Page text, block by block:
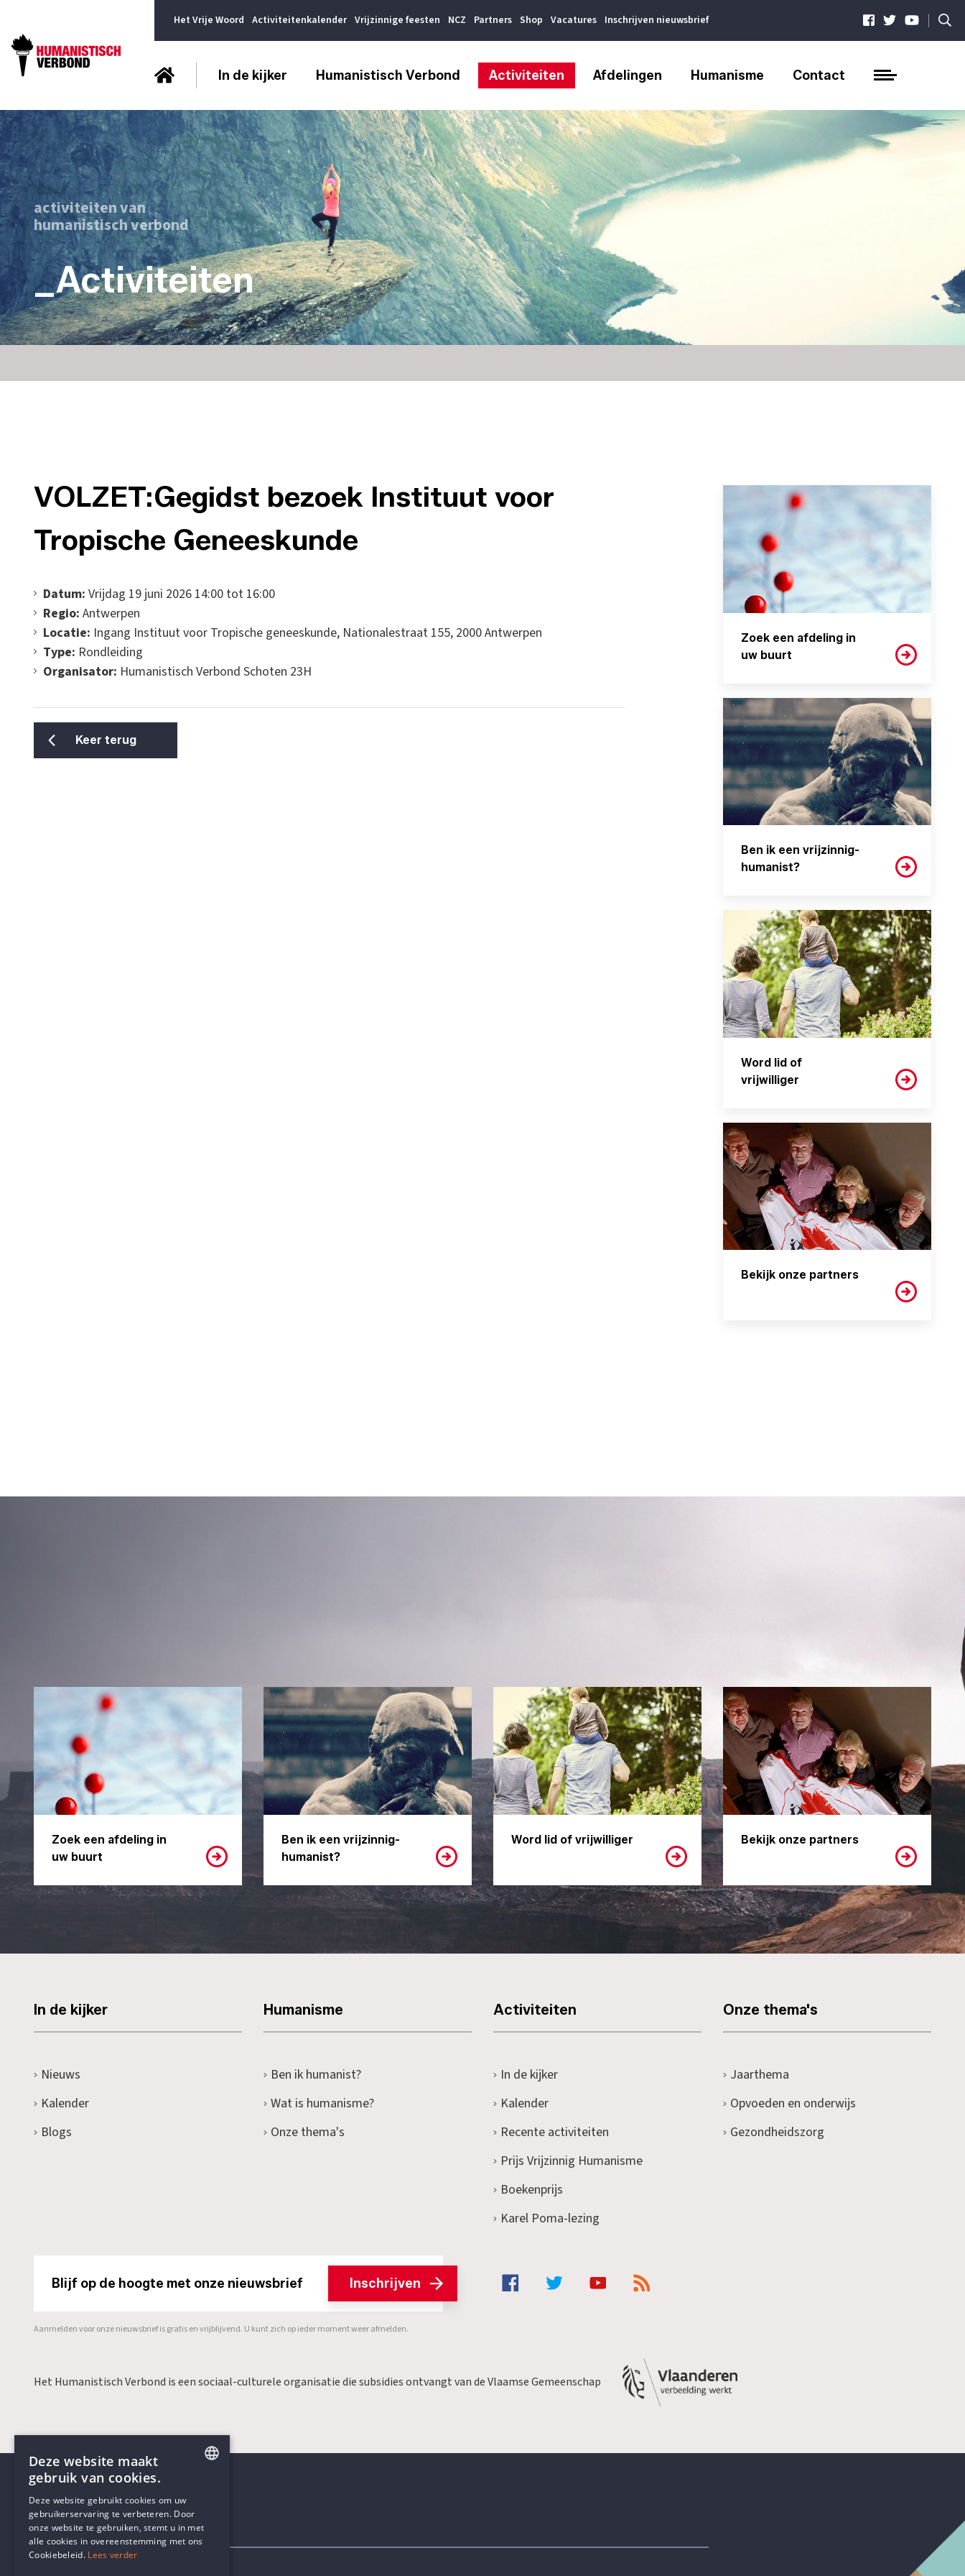
Het Vrije Woord Activiteitenkalender Vrijzinnige feesten NCZ Partners Shop Vacatures Inschrijven nieuwsbrief |
In de kijker Humanistisch Verbond Activiteiten Afdelingen Humanisme Contact
activiteiten van
humanistisch verbond
_Activiteiten
VOLZET:Gegidst bezoek Instituut voor
Tropische Geneeskunde
Datum: Vrijdag 19 juni 2026 14:00 tot 16:00
Regio: Antwerpen
Locatie: Ingang Instituut voor Tropische geneeskunde, Nationalestraat 155, 2000 Antwerpen
Type: Rondleiding
Organisator: Humanistisch Verbond Schoten 23H
Keer terug
Zoek een afdeling in
uw buurt
Ben ik een vrijzinnig-
humanist?
Word lid of
vrijwilliger
Bekijk onze partners
Zoek een afdeling in
uw buurt
Ben ik een vrijzinnig-
humanist?
Word lid of vrijwilliger Bekijk onze partners
In de kijker
Nieuws
Kalender
Blogs
Humanisme
Ben ik humanist?
Wat is humanisme?
Onze thema's
Activiteiten
In de kijker
Kalender
Recente activiteiten
Prijs Vrijzinnig Humanisme
Boekenprijs
Karel Poma-lezing
Onze thema's
Jaarthema
Opvoeden en onderwijs
Gezondheidszorg
Blijf op de hoogte met onze nieuwsbrief Inschrijven
Aanmelden voor onze nieuwsbrief is gratis en vrijblijvend. U kunt zich op ieder moment weer afmelden.
Het Humanistisch Verbond is een sociaal-culturele organisatie die subsidies ontvangt van de Vlaamse Gemeenschap
Contactgegevens
DUTCH
Deze website maakt
gebruik van cookies.
Deze website gebruikt cookies om uw
gebruikerservaring te verbeteren. Door
onze website te gebruiken, stemt u in met
alle cookies in overeenstemming met ons
Cookiebeleid. Lees verder